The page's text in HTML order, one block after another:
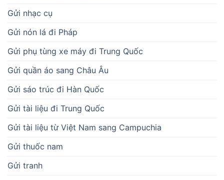
Gửi nhạc cụ
Gửi nón lá đi Pháp
Gửi phụ tùng xe máy đi Trung Quốc
Gửi quần áo sang Châu Âu
Gửi sáo trúc đi Hàn Quốc
Gửi tài liệu đi Trung Quốc
Gửi tài liệu từ Việt Nam sang Campuchia
Gửi thuốc nam
Gửi tranh